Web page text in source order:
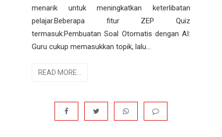
menarik untuk meningkatkan keterlibatan
pelajar.Beberapa fitur ZEP Quiz
termasuk:Pembuatan Soal Otomatis dengan AI:
Guru cukup memasukkan topik, lalu...
READ MORE...